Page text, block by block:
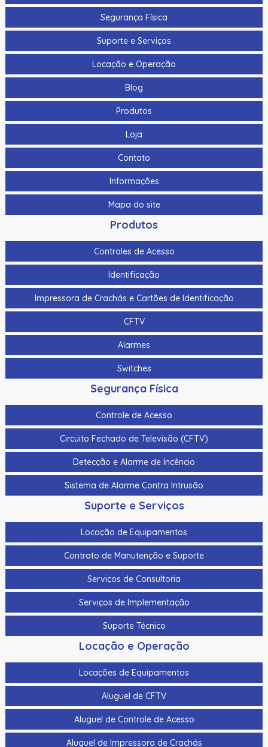
Segurança Física
Suporte e Serviços
Locação e Operação
Blog
Produtos
Loja
Contato
Informações
Mapa do site
Produtos
Controles de Acesso
Identificação
Impressora de Crachás e Cartões de Identificação
CFTV
Alarmes
Switches
Segurança Física
Controle de Acesso
Circuito Fechado de Televisão (CFTV)
Detecção e Alarme de Incêncio
Sistema de Alarme Contra Intrusão
Suporte e Serviços
Locação de Equipamentos
Contrato de Manutenção e Suporte
Serviços de Consultoria
Serviços de Implementação
Suporte Técnico
Locação e Operação
Locações de Equipamentos
Aluguel de CFTV
Aluguel de Controle de Acesso
Aluguel de Impressora de Crachás